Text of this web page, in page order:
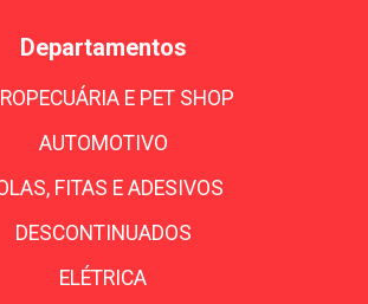
Departamentos
E PET SHOP
AUTOMOTIVO
FITAS E ADESIVOS
DESCONTINUADOS
ELÉTRICA